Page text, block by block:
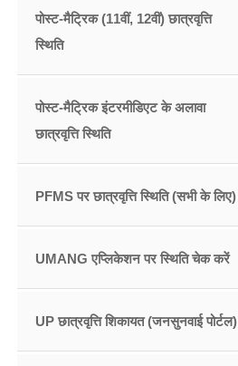
पोस्ट-मैट्रिक (11वीं, 12वीं) छात्रवृत्ति
स्थिति
पोस्ट-मैट्रिक इंटरमीडिएट के अलावा
छात्रवृत्ति स्थिति
PFMS पर छात्रवृत्ति स्थिति (सभी के लिए)
UMANG एप्लिकेशन पर स्थिति चेक करें
UP छात्रवृत्ति शिकायत (जनसुनवाई पोर्टल)